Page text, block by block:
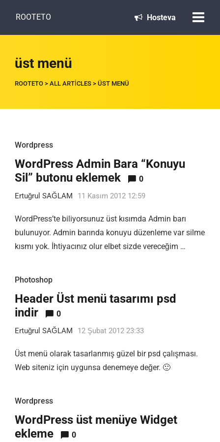
ROOTETO Hosteva
üst menü
ROOTETO > ALL ARTICLES > ÜST MENÜ
Wordpress
WordPress Admin Bara “Konuyu
Sil” butonu eklemek
0
Ertuğrul SAĞLAM 11 Kasım 2012 12:59
WordPress’te biliyorsunuz üst kısımda Admin barı
bulunuyor. Admin barında konuyu düzenleme var silme
kısmı yok. İhtiyacınız olur elbet sizde vereceğim …
Photoshop
Header Üst menü tasarımı psd
indir
0
Ertuğrul SAĞLAM 12 Şubat 2012 23:33
Üst menü olarak tasarlanmış güzel bir psd çalışması.
Web siteniz için uygunsa denemeye değer. 🙂
Wordpress
WordPress üst menüye Widget
ekleme
0